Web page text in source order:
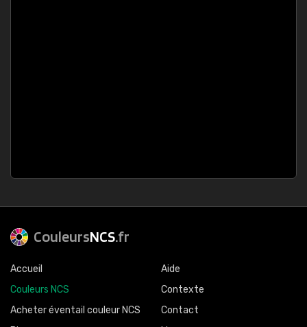
CouleursNCS.fr
Accueil
Couleurs NCS
Acheter éventail couleur NCS
Aide
Contexte
Contact